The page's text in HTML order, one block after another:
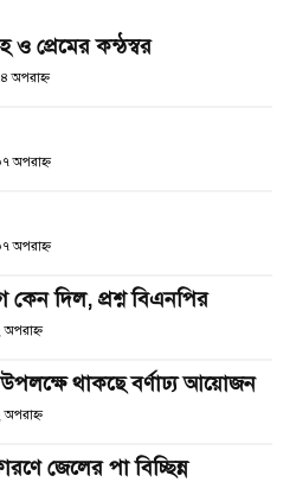
ও প্রেমের কন্ঠস্বর
অপরাহ্ণ
অপরাহ্ণ
অপরাহ্ণ
কেন দিল, প্রশ্ন বিএনপির
উপলক্ষে থাকছে বর্ণাঢ্য আয়োজন
জেলের পা বিচ্ছিন্ন